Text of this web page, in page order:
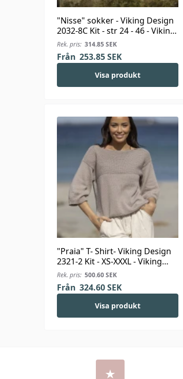
"Nisse" sokker - Viking Design
2032-8C Kit - str 24 - 46 - Viking
Alpaca Storm
Rek. pris: 314.85SEK
Från 253.85SEK
Visa produkt
"Praia" T- Shirt- Viking Design
2321-2 Kit - XS-XXXL - Viking
Bjørk
Rek. pris: 500.60SEK
Från 324.60SEK
Visa produkt